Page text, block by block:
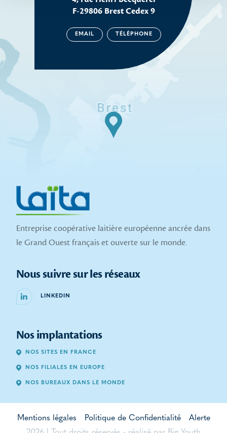
F-29806 Brest Cedex 9
EMAIL TÉLÉPHONE
Entreprise coopérative laitière européenne ancrée dans
le Grand Ouest français et ouverte sur le monde.
Nous suivre sur les réseaux
LINKEDIN
Nos implantations
NOS SITES EN FRANCE
NOS FILIALES EN EUROPE
NOS BUREAUX DANS LE MONDE
Mentions légales Politique de Confidentialité
Alerte